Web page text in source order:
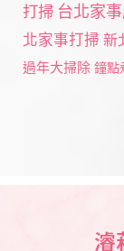
打掃 台北家
北家事打掃 新
過年大掃除 鐘點
濬